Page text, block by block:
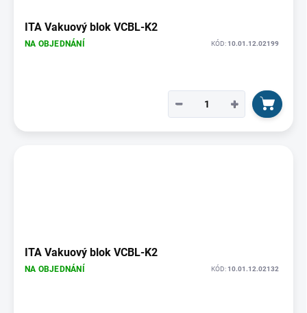
ITA Vakuový blok VCBL-K2
NA OBJEDNÁNÍ KÓD:10.01.12.02199
+
−
ITA Vakuový blok VCBL-K2
NA OBJEDNÁNÍ KÓD:10.01.12.02132